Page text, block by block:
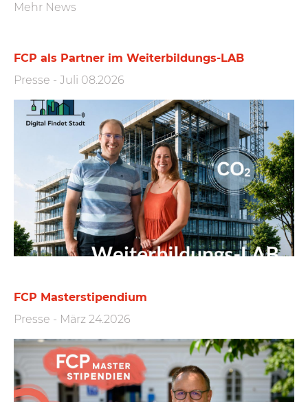
Mehr News
FCP als Partner im Weiterbildungs-LAB
Presse - Juli 08.2026
FCP Masterstipendium
Presse - März 24.2026